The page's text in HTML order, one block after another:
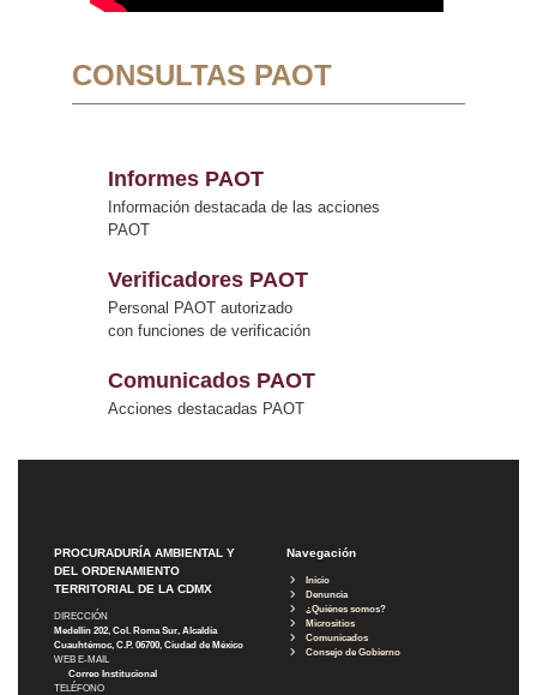
CONSULTAS PAOT
Informes PAOT
Información destacada de las acciones
PAOT
Verificadores PAOT
Personal PAOT autorizado
con funciones de verificación
Comunicados PAOT
Acciones destacadas PAOT
PROCURADURÍA AMBIENTAL Y
DEL ORDENAMIENTO
TERRITORIAL DE LA CDMX
DIRECCIÓN
Medellín 202, Col. Roma Sur, Alcaldía
Cuauhtémoc, C.P. 06700, Ciudad de México
WEB E-MAIL
Correo Institucional
TELÉFONO
Navegación
Inicio
Denuncia
¿Quiénes somos?
Micrositios
Comunicados
Consejo de Gobierno